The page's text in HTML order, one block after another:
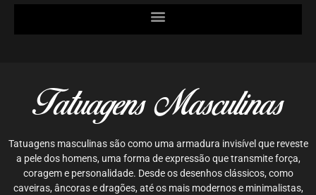
Tatuagens Masculinas
Tatuagens masculinas são como uma armadura invisível que reveste
a pele dos homens, uma forma de expressão que transmite força,
coragem e personalidade. Desde os desenhos clássicos, como
caveiras, âncoras e dragões, até os mais modernos e minimalistas,